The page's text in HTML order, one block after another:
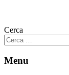
Cerca
Menu